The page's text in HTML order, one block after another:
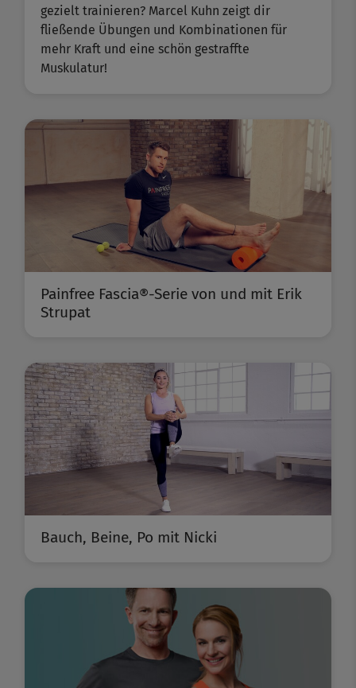
gezielt trainieren? Marcel Kuhn zeigt dir
fließende Übungen und Kombinationen für
mehr Kraft und eine schön gestraffte
Muskulatur!
Painfree Fascia®-Serie von und mit Erik
Strupat
Bauch, Beine, Po mit Nicki